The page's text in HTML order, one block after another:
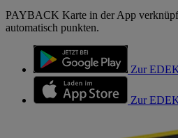
PAYBACK Karte in der App
automatisch punkten.
Zur
Zur